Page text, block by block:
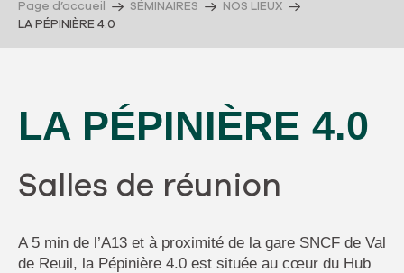
Page d’accueil SÉMINAIRES
NOS LIEUX
LA PÉPINIÈRE 4.0
LA PÉPINIÈRE 4.0
Salles de réunion
A 5 min de l’A13 et à proximité de la gare SNCF de Val
de Reuil, la Pépinière 4.0 est située au cœur du Hub